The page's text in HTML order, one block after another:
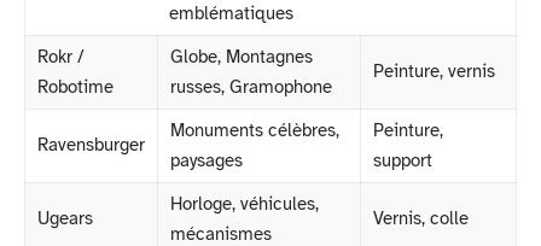
emblématiques
Rokr /
Robotime
Globe, Montagnes
russes, Gramophone
Peinture, vernis
Ravensburger
Monuments célèbres,
paysages
Peinture,
support
Ugears
Horloge, véhicules,
mécanismes
Vernis, colle